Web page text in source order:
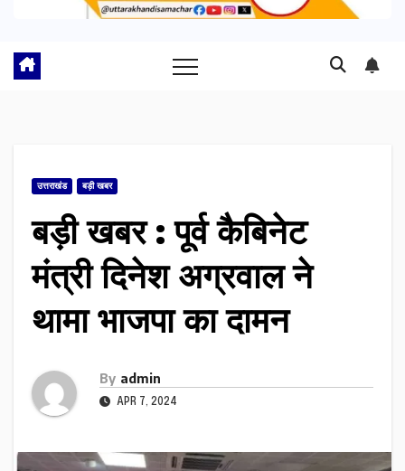
उत्तराखंड बड़ी खबर
बड़ी खबर : पूर्व कैबिनेट
मंत्री दिनेश अग्रवाल ने
थामा भाजपा का दामन
By admin
APR 7, 2024